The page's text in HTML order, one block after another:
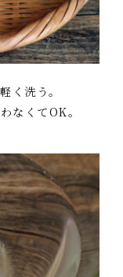
く洗う。
なくてOK。